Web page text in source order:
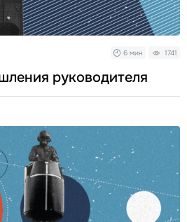
6 мин 1741
руководителя